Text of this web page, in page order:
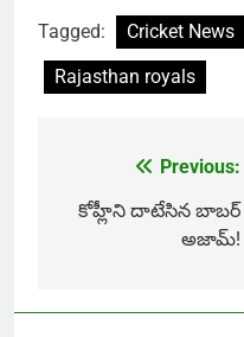
Tagged: Cricket News
Rajasthan royals
navigation
Previous:
కోహ్లీని దాటేసిన బాబ‌ర్
అజామ్‌!